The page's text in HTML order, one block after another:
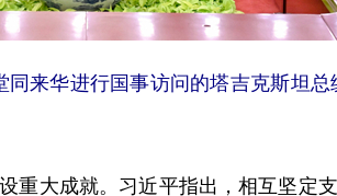
来华进行国事访问的塔吉克斯坦
大成就。习近平指出，相互坚定